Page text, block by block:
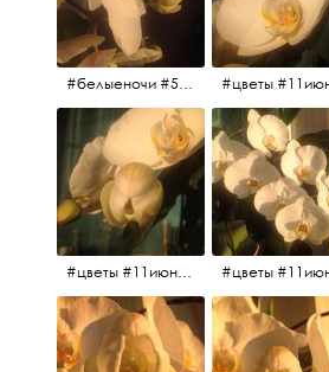
#белыеночи #5утра #11июня2017 #цветы
#цветы #11июня2017